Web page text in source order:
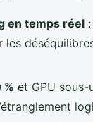
en temps réel
les
% et GPU